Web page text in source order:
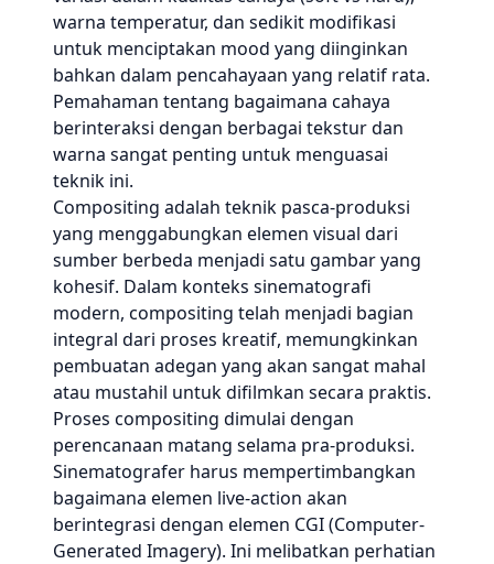
warna temperatur, dan sedikit modifikasi
untuk menciptakan mood yang diinginkan
bahkan dalam pencahayaan yang relatif rata.
Pemahaman tentang bagaimana cahaya
berinteraksi dengan berbagai tekstur dan
warna sangat penting untuk menguasai
teknik ini.
Compositing adalah teknik pasca-produksi
yang menggabungkan elemen visual dari
sumber berbeda menjadi satu gambar yang
kohesif. Dalam konteks sinematografi
modern, compositing telah menjadi bagian
integral dari proses kreatif, memungkinkan
pembuatan adegan yang akan sangat mahal
atau mustahil untuk difilmkan secara praktis.
Proses compositing dimulai dengan
perencanaan matang selama pra-produksi.
Sinematografer harus mempertimbangkan
bagaimana elemen live-action akan
berintegrasi dengan elemen CGI (Computer-
Generated Imagery). Ini melibatkan perhatian